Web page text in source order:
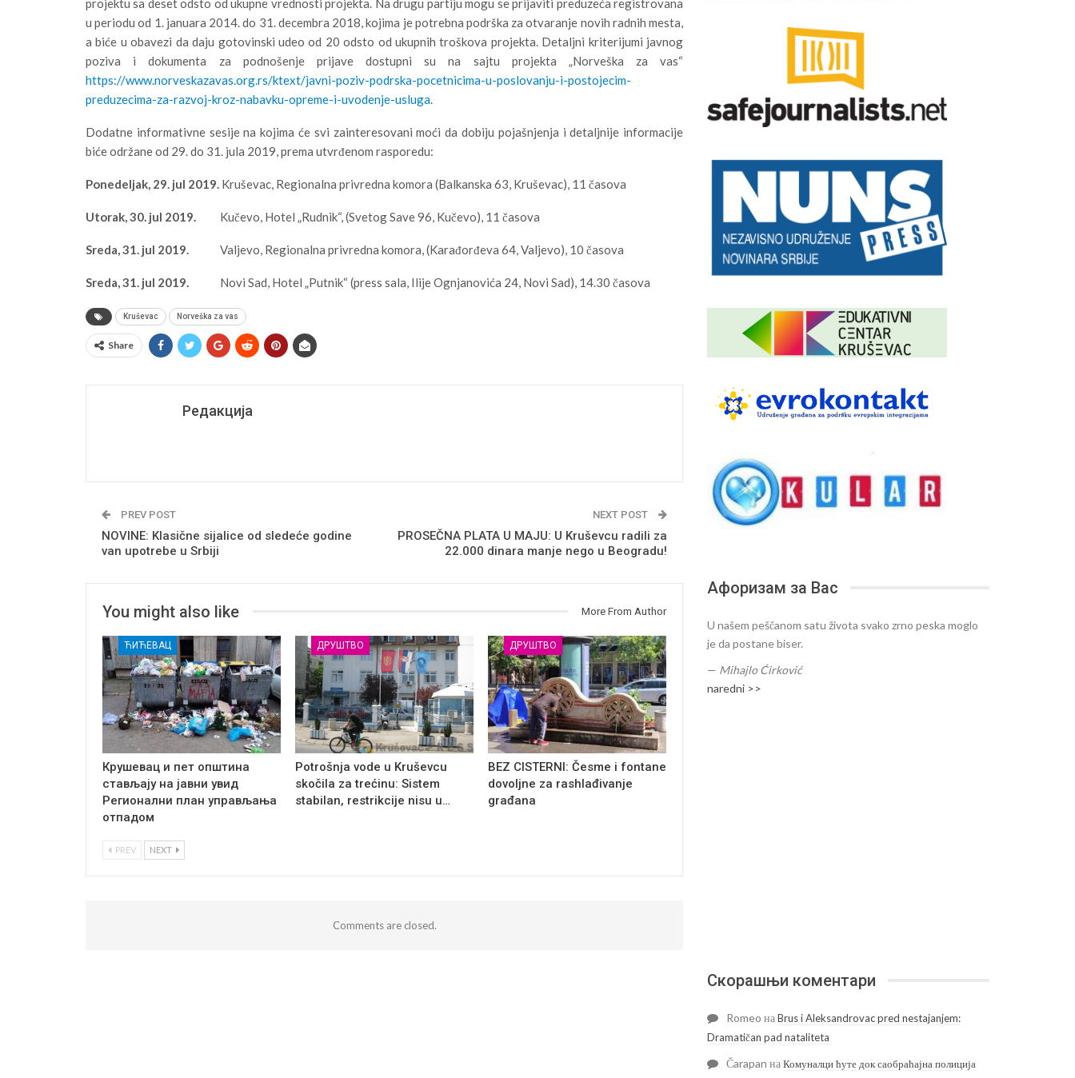
projektu sa deset odsto od ukupne vrednosti projekta. Na drugu partiju mogu se prijaviti preduzeća registrovana
u periodu od 1. januara 2014. do 31. decembra 2018, kojima je potrebna podrška za otvaranje novih radnih mesta,
a biće u obavezi da daju gotovinski udeo od 20 odsto od ukupnih troškova projekta. Detaljni kriterijumi javnog
poziva i dokumenta za podnošenje prijave dostupni su na sajtu projekta „Norveška za vas“
https://www.norveskazavas.org.rs/ktext/javni-poziv-podrska-pocetnicima-u-poslovanju-i-postojecim-
preduzecima-za-razvoj-kroz-nabavku-opreme-i-uvodenje-usluga.
Dodatne informativne sesije na kojima će svi zainteresovani moći da dobiju pojašnjenja i detaljnije informacije
biće održane od 29. do 31. jula 2019, prema utvrđenom rasporedu:
Ponedeljak, 29. jul 2019. Kruševac, Regionalna privredna komora (Balkanska 63, Kruševac), 11 časova
Utorak, 30. jul 2019. Kučevo, Hotel „Rudnik“, (Svetog Save 96, Kučevo), 11 časova
Sreda, 31. jul 2019. Valjevo, Regionalna privredna komora, (Karađorđeva 64, Valjevo), 10 časova
Sreda, 31. jul 2019. Novi Sad, Hotel „Putnik“ (press sala, Ilije Ognjanovića 24, Novi Sad), 14.30 časova
Kruševac Norveška za vas
Share
Редакција
PREV POST
NOVINE: Klasične sijalice od sledeće godine
van upotrebe u Srbiji
NEXT POST
PROSEČNA PLATA U MAJU: U Kruševcu radili za
22.000 dinara manje nego u Beogradu!
You might also like More From Author
ЋИЋЕВАЦ
Крушевац и пет општина
стављају на јавни увид
Регионални план управљања
отпадом
ДРУШТВО
Potrošnja vode u Kruševcu
skočila za trećinu: Sistem
stabilan, restrikcije nisu u…
ДРУШТВО
BEZ CISTERNI: Česme i fontane
dovoljne za rashlađivanje
građana
PREV NEXT
Comments are closed.
Афоризам за Вас
U našem peščanom satu života svako zrno peska moglo
je da postane biser.
— Mihajlo Ćirković
naredni >>
Скорашњи коментари
Romeo наBrus i Aleksandrovac pred nestajanjem:
Dramatičan pad nataliteta
Čarapan наКомуналци ћуте док саобраћајна полиција